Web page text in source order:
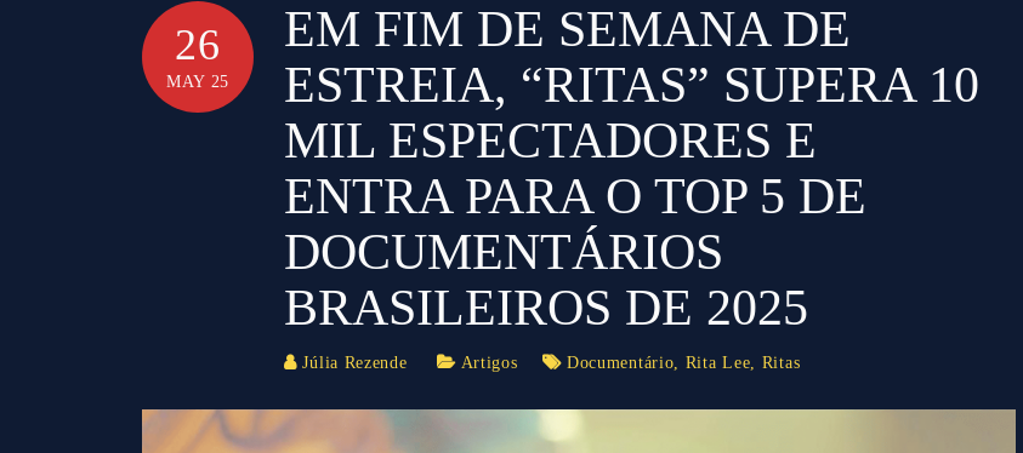
26
MAY 25
EM FIM DE SEMANA DE
ESTREIA, “RITAS” SUPERA 10
MIL ESPECTADORES E
ENTRA PARA O TOP 5 DE
DOCUMENTÁRIOS
BRASILEIROS DE 2025
Júlia Rezende Artigos Documentário, Rita Lee, Ritas